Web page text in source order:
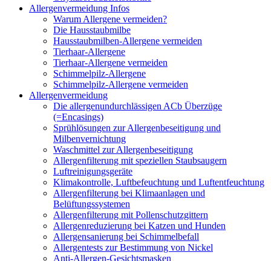
Allergenvermeidung Infos
Warum Allergene vermeiden?
Die Hausstaubmilbe
Hausstaubmilben-Allergene vermeiden
Tierhaar-Allergene
Tierhaar-Allergene vermeiden
Schimmelpilz-Allergene
Schimmelpilz-Allergene vermeiden
Allergenvermeidung
Die allergenundurchlässigen ACb Überzüge
(=Encasings)
Sprühlösungen zur Allergenbeseitigung und
Milbenvernichtung
Waschmittel zur Allergenbeseitigung
Allergenfilterung mit speziellen Staubsaugern
Luftreinigungsgeräte
Klimakontrolle, Luftbefeuchtung und Luftentfeuchtung
Allergenfilterung bei Klimaanlagen und
Belüftungssystemen
Allergenfilterung mit Pollenschutzgittern
Allergenreduzierung bei Katzen und Hunden
Allergensanierung bei Schimmelbefall
Allergentests zur Bestimmung von Nickel
Anti-Allergen-Gesichtsmasken